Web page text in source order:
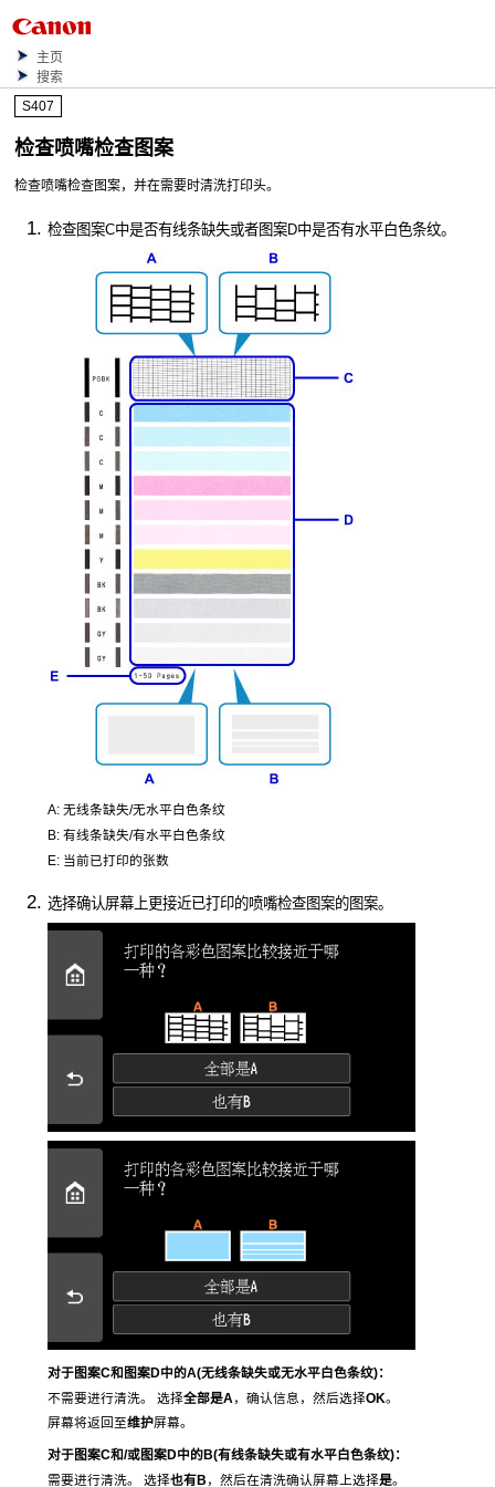
主页
搜索
S407
检查喷嘴检查图案
检查喷嘴检查图案，并在需要时清洗打印头。
检查图案C中是否有线条缺失或者图案D中是否有水平白色条纹。
A:无线条缺失/无水平白色条纹
B:有线条缺失/有水平白色条纹
E: 当前已打印的张数
选择确认屏幕上更接近已打印的喷嘴检查图案的图案。
对于图案C和图案D中的A(无线条缺失或无水平白色条纹)：
不需要进行清洗。
选择全部是A ，确认信息，然后选择OK。
屏幕将返回至维护屏幕。
对于图案C和/或图案D中的B(有线条缺失或有水平白色条纹)：
需要进行清洗。
选择也有B ，然后在清洗确认屏幕上选择是。